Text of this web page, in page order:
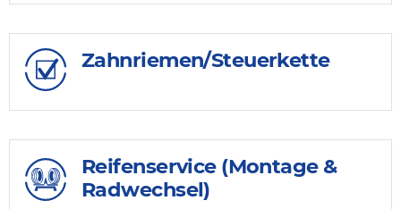
Zahnriemen/Steuerkette
Reifenservice (Montage &
Radwechsel)